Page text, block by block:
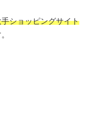
手ショッピングサイト